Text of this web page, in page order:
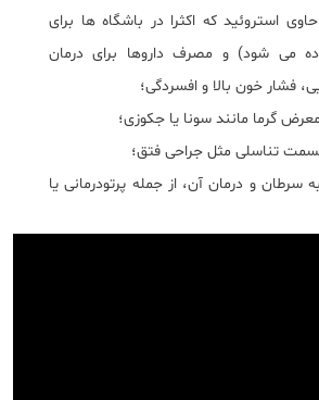
استروئید که اکثرا در باشگاه ها برای
می شود) و مصرف داروها برای درمان
فشار خون بالا و افسردگی؛
گرما مانند سونا یا جکوزی؛
و درمان آن، از جمله پرتودرمانی یا